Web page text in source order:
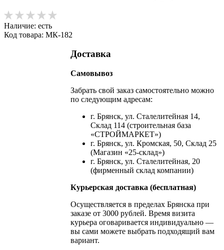
Наличие: есть
Код товара: МК-182
Доставка
Самовывоз
Забрать свой заказ самостоятельно можно
по следующим адресам:
г. Брянск, ул. Сталелитейная 14,
Склад 114 (строительная база
«СТРОЙМАРКЕТ»)
г. Брянск, ул. Кромская, 50, Склад 25
(Магазин «25-склад»)
г. Брянск, ул. Сталелитейная, 20
(фирменный склад компании)
Курьерская доставка (бесплатная)
Осуществляется в пределах Брянска при
заказе от 3000 рублей. Время визита
курьера оговаривается индивидуально —
вы сами можете выбрать подходящий вам
вариант.